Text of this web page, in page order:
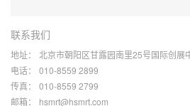
联系我们
地址：
北京市朝阳区甘露园南里25号国际创展
电话：
010-8559 2899
传真：
010-8559 2799
邮箱：
hsmrt@hsmrt.com